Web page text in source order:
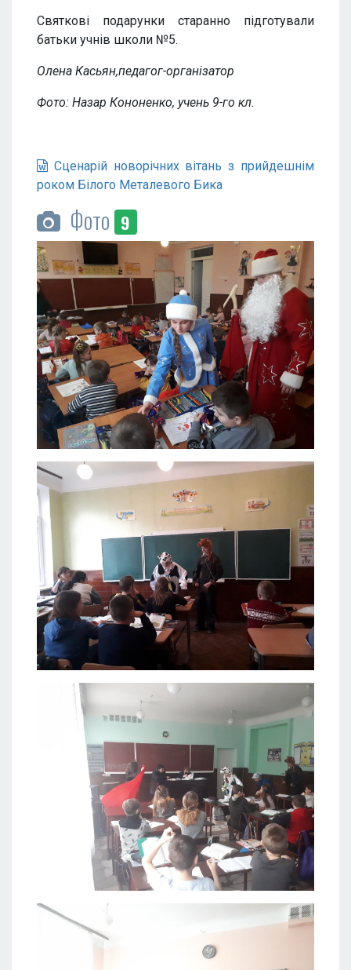
Святкові подарунки старанно підготували
батьки учнів школи №5.
Олена Касьян,педагог-організатор
Фото: Назар Кононенко, учень 9-го кл.
Сценарій новорічних вітань з прийдешнім
роком Білого Металевого Бика
Фото 9